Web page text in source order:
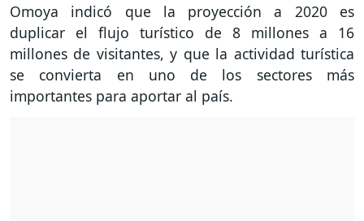
Omoya indicó que la proyección a 2020 es
duplicar el flujo turístico de 8 millones a 16
millones de visitantes, y que la actividad turística
se convierta en uno de los sectores más
importantes para aportar al país.